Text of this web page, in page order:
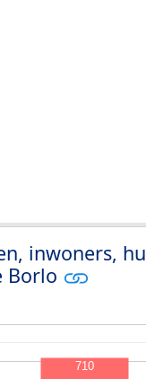
inwoners,
Borlo
710